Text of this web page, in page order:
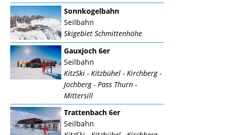
Sonnkogelbahn
Seilbahn
Skigebiet Schmittenhöhe
Gauxjoch 6er
Seilbahn
KitzSki - Kitzbühel - Kirchberg -
Jochberg - Pass Thurn -
Mittersill
Trattenbach 6er
Seilbahn